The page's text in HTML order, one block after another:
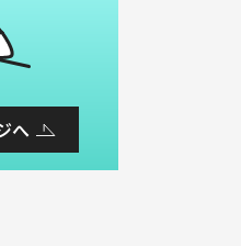
へ